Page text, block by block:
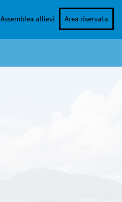
Assemblea allievi Area riservata